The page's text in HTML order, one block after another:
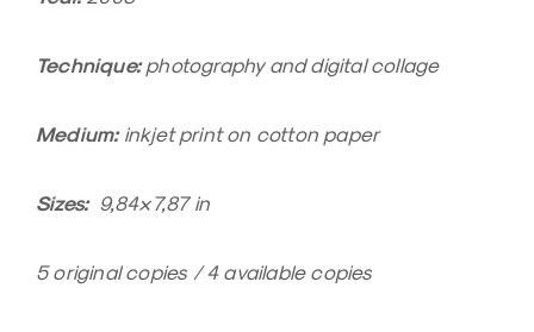
Technique:photography and digital collage
Medium:inkjet print on cotton paper
Sizes:9,84×7,87 in
5 original copies / 4 available copies